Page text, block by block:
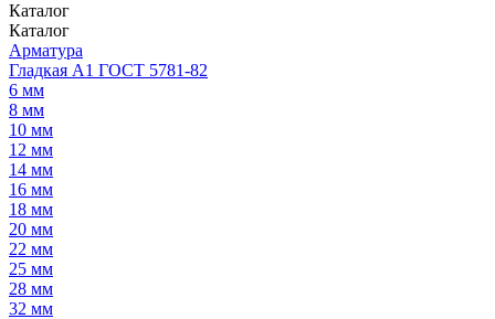
Каталог
Каталог
Арматура
Гладкая А1 ГОСТ 5781-82
6 мм
8 мм
10 мм
12 мм
14 мм
16 мм
18 мм
20 мм
22 мм
25 мм
28 мм
32 мм